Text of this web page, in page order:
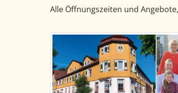
Alle Öffnungszeiten und